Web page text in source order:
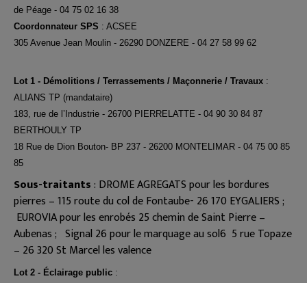
de Péage - 04 75 02 16 38
Coordonnateur SPS : ACSEE
305 Avenue Jean Moulin - 26290 DONZERE - 04 27 58 99 62
Lot 1 - Démolitions / Terrassements / Maçonnerie / Travaux :
ALIANS TP (mandataire)
183, rue de l’Industrie - 26700 PIERRELATTE - 04 90 30 84 87
BERTHOULY TP
18 Rue de Dion Bouton- BP 237 - 26200 MONTELIMAR - 04 75 00 85
85
Sous-traitants: DROME AGREGATS pour les bordures
pierres – 115 route du col de Fontaube- 26 170 EYGALIERS;
EUROVIA pour les enrobés 25 chemin de Saint Pierre –
Aubenas; Signal 26 pour le marquage au sol6 5 rue Topaze
– 26 320 St Marcel les valence
Lot 2 - Éclairage public :